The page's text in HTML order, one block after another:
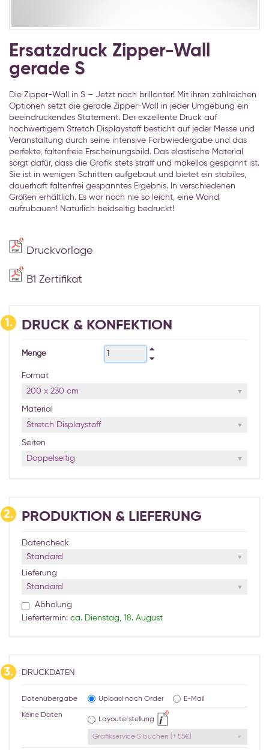
Anfang
der
Bildgalerie
Ersatzdruck Zipper-Wall
gerade S
Die Zipper-Wall in S – Jetzt noch brillanter! Mit ihren zahlreichen
Optionen setzt die gerade Zipper-Wall in jeder Umgebung ein
beeindruckendes Statement. Der exzellente Druck auf
hochwertigem Stretch Displaystoff besticht auf jeder Messe und
Veranstaltung durch seine intensive Farbwiedergabe und das
perfekte, faltenfreie Erscheinungsbild. Das elastische Material
sorgt dafür, dass die Grafik stets straff und makellos gespannt ist.
Sie ist in wenigen Schritten aufgebaut und bietet ein stabiles,
dauerhaft faltenfrei gespanntes Ergebnis. In verschiedenen
Größen erhältlich. Es war noch nie so leicht, eine Wand
aufzubauen! Natürlich beidseitig bedruckt!
Druckvorlage
B1 Zertifikat
1. DRUCK & KONFEKTION
Menge
Format
200 x 230 cm
Material
Stretch Displaystoff
Seiten
Doppelseitig
2. PRODUKTION & LIEFERUNG
Datencheck
Standard
Lieferung
Standard
Abholung
Liefertermin: ca. Dienstag, 18. August
3. DRUCKDATEN
Datenübergabe Upload nach Order E-Mail
Keine Daten
Layouterstellung
Grafikservice S buchen [+ 55€]